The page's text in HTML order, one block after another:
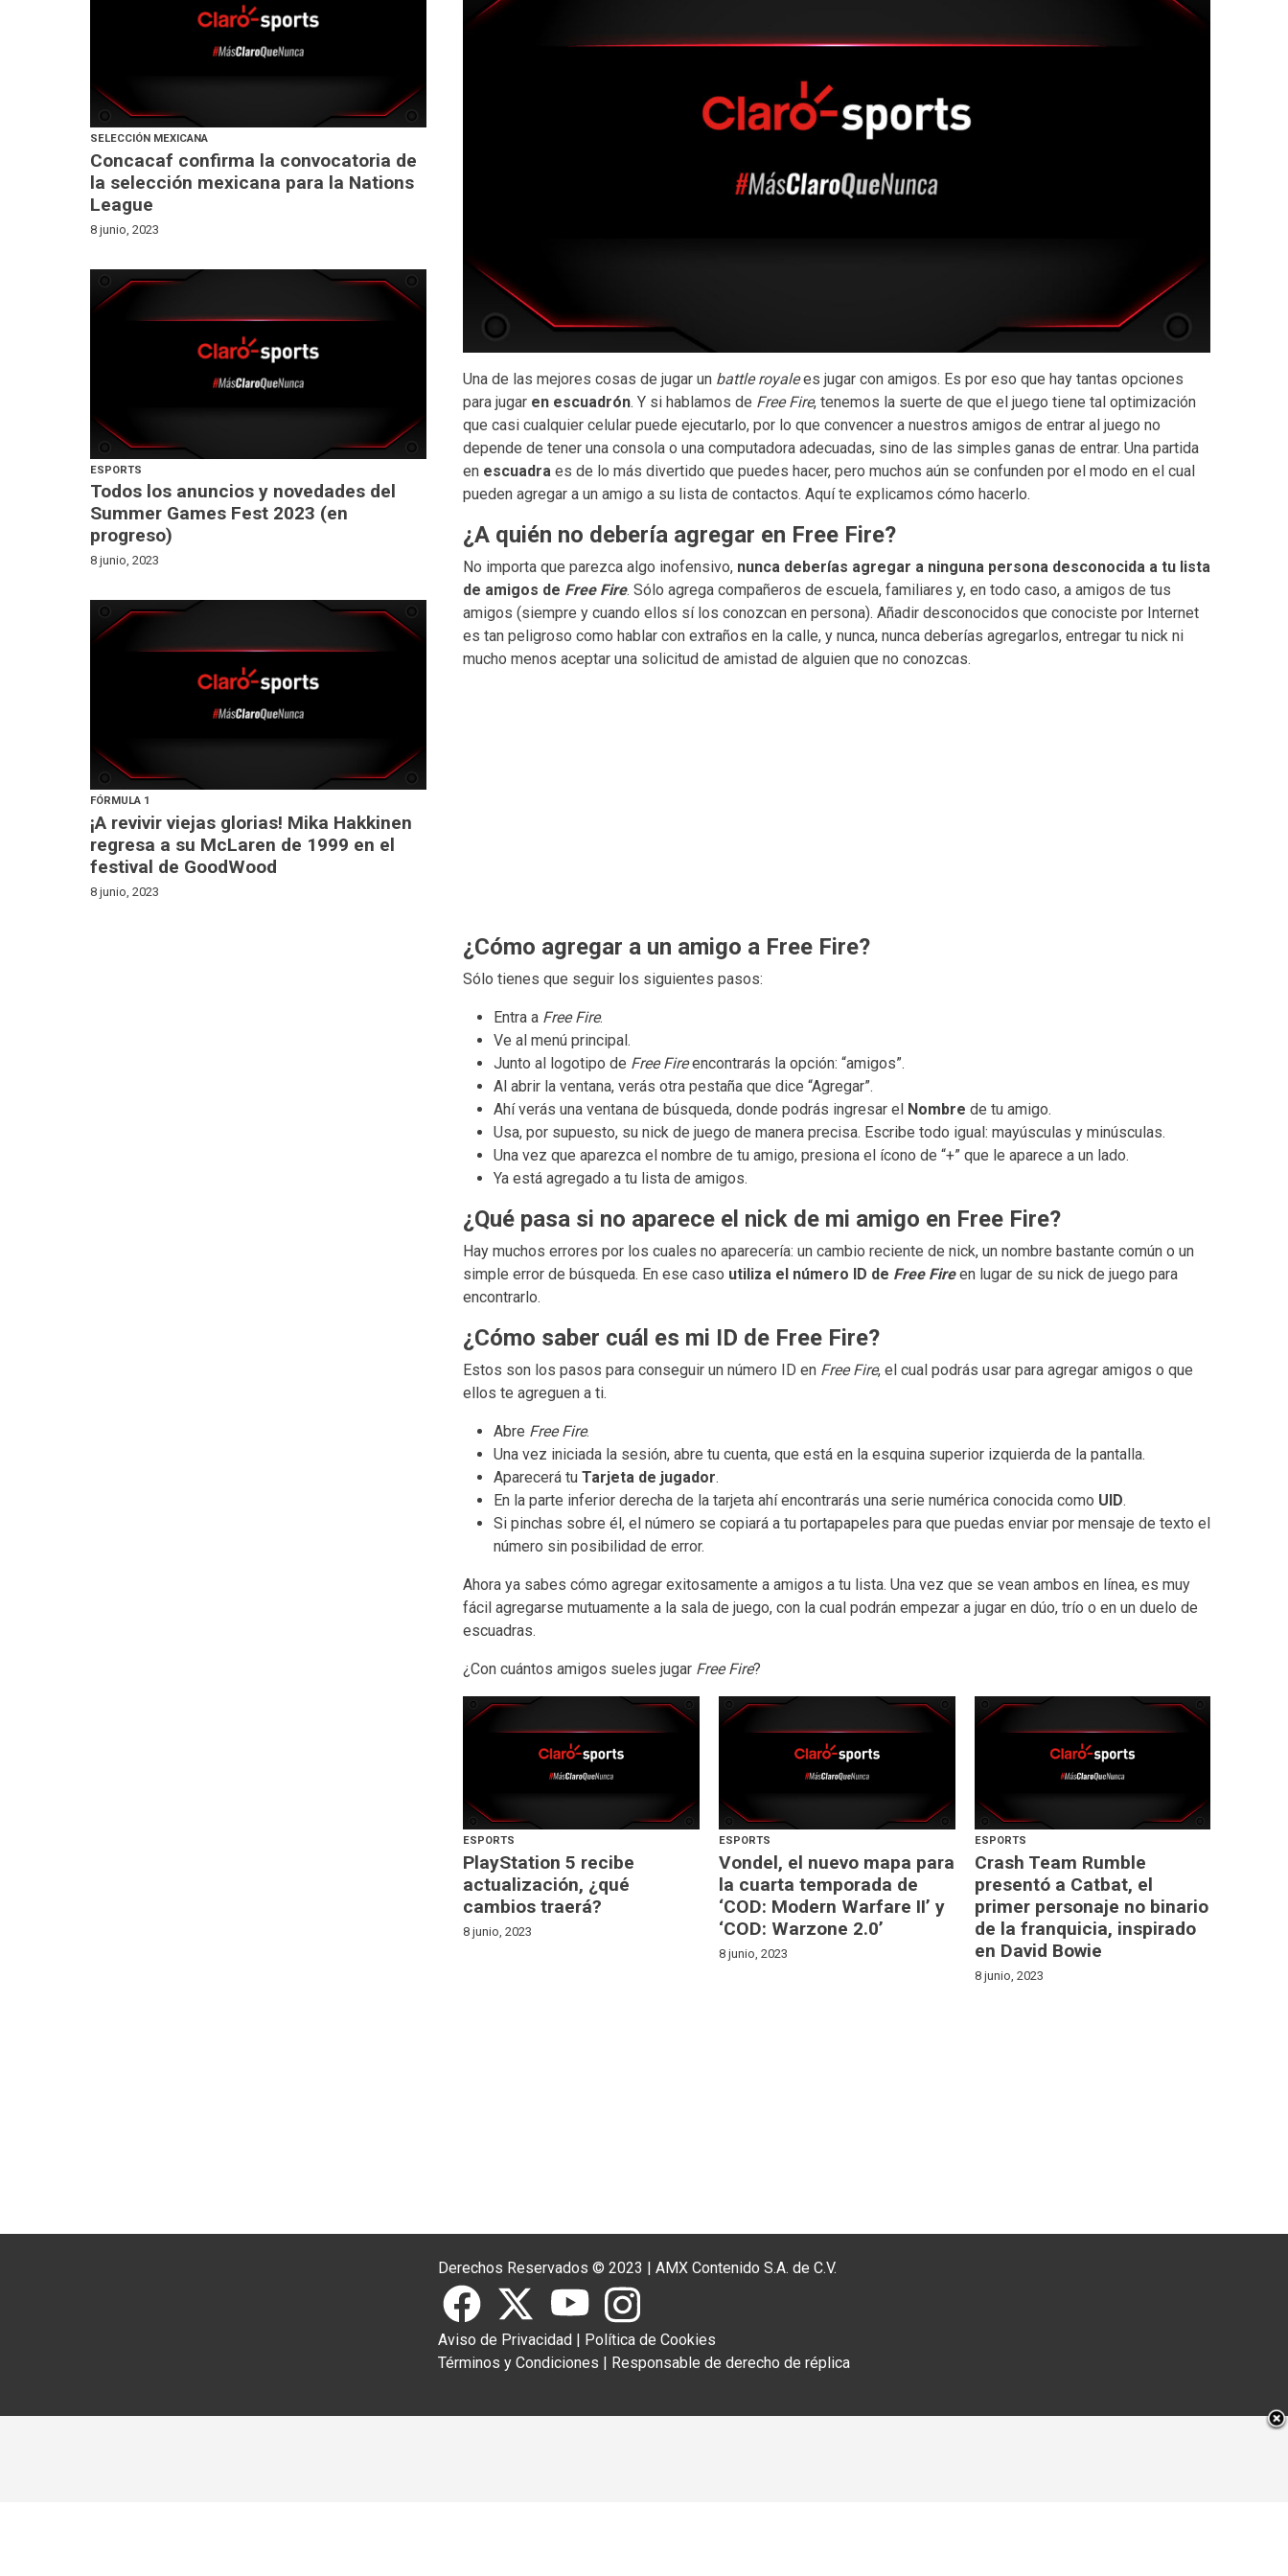
SELECCIÓN MEXICANA
Concacaf confirma la convocatoria de
la selección mexicana para la Nations
League
8 junio, 2023
ESPORTS
Todos los anuncios y novedades del
Summer Games Fest 2023 (en
progreso)
8 junio, 2023
FÓRMULA 1
¡A revivir viejas glorias! Mika Hakkinen
regresa a su McLaren de 1999 en el
festival de GoodWood
8 junio, 2023
Una de las mejores cosas de jugar un battle royalees jugar con amigos. Es por eso que hay tantas opciones
para jugar en escuadrón. Y si hablamos de Free Fire, tenemos la suerte de que el juego tiene tal optimización
que casi cualquier celular puede ejecutarlo, por lo que convencer a nuestros amigos de entrar al juego no
depende de tener una consola o una computadora adecuadas, sino de las simples ganas de entrar. Una partida
en escuadraes de lo más divertido que puedes hacer, pero muchos aún se confunden por el modo en el cual
pueden agregar a un amigo a su lista de contactos. Aquí te explicamos cómo hacerlo.
¿A quién no debería agregar en Free Fire?
No importa que parezca algo inofensivo, nunca deberías agregar a ninguna persona desconocida a tu lista
de amigos de Free Fire. Sólo agrega compañeros de escuela, familiares y, en todo caso, a amigos de tus
amigos (siempre y cuando ellos sí los conozcan en persona). Añadir desconocidos que conociste por Internet
es tan peligroso como hablar con extraños en la calle, y nunca, nunca deberías agregarlos, entregar tu nick ni
mucho menos aceptar una solicitud de amistad de alguien que no conozcas.
¿Cómo agregar a un amigo a Free Fire?
Sólo tienes que seguir los siguientes pasos:
Entra a Free Fire.
Ve al menú principal.
Junto al logotipo de Free Fireencontrarás la opción: “amigos”.
Al abrir la ventana, verás otra pestaña que dice “Agregar”.
Ahí verás una ventana de búsqueda, donde podrás ingresar el Nombre de tu amigo.
Usa, por supuesto, su nick de juego de manera precisa. Escribe todo igual: mayúsculas y minúsculas.
Una vez que aparezca el nombre de tu amigo, presiona el ícono de “+” que le aparece a un lado.
Ya está agregado a tu lista de amigos.
¿Qué pasa si no aparece el nick de mi amigo en Free Fire?
Hay muchos errores por los cuales no aparecería: un cambio reciente de nick, un nombre bastante común o un
simple error de búsqueda. En ese caso utiliza el número ID de Free Fire en lugar de su nick de juego para
encontrarlo.
¿Cómo saber cuál es mi ID de Free Fire?
Estos son los pasos para conseguir un número ID en Free Fire, el cual podrás usar para agregar amigos o que
ellos te agreguen a ti.
Abre Free Fire.
Una vez iniciada la sesión, abre tu cuenta, que está en la esquina superior izquierda de la pantalla.
Aparecerá tu Tarjeta de jugador.
En la parte inferior derecha de la tarjeta ahí encontrarás una serie numérica conocida como UID.
Si pinchas sobre él, el número se copiará a tu portapapeles para que puedas enviar por mensaje de texto el
número sin posibilidad de error.
Ahora ya sabes cómo agregar exitosamente a amigos a tu lista. Una vez que se vean ambos en línea, es muy
fácil agregarse mutuamente a la sala de juego, con la cual podrán empezar a jugar en dúo, trío o en un duelo de
escuadras.
¿Con cuántos amigos sueles jugar Free Fire?
ESPORTS
PlayStation 5 recibe
actualización, ¿qué
cambios traerá?
8 junio, 2023
ESPORTS
Vondel, el nuevo mapa para
la cuarta temporada de
‘COD: Modern Warfare II’ y
‘COD: Warzone 2.0’
8 junio, 2023
ESPORTS
Crash Team Rumble
presentó a Catbat, el
primer personaje no binario
de la franquicia, inspirado
en David Bowie
8 junio, 2023
Derechos Reservados © 2023 | AMX Contenido S.A. de C.V.
Aviso de Privacidad | Política de Cookies
Términos y Condiciones | Responsable de derecho de réplica